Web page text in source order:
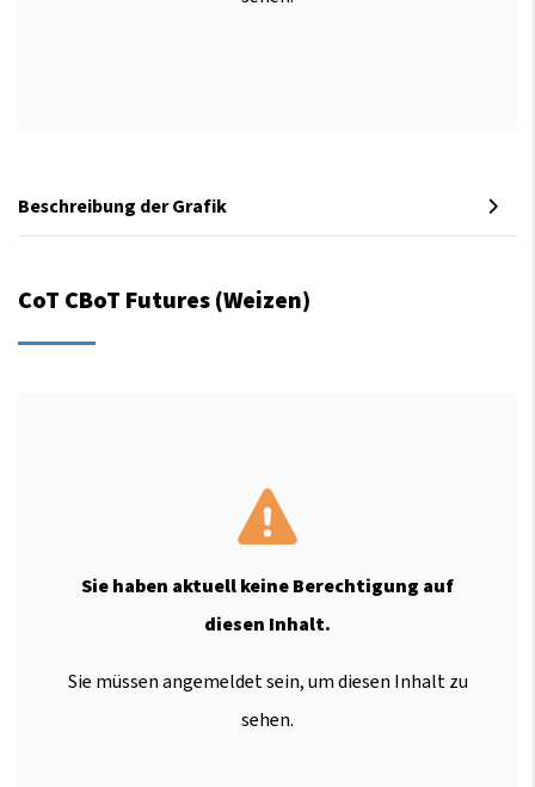
Beschreibung der Grafik
CoT CBoT Futures (Weizen)
Sie haben aktuell keine Berechtigung auf
diesen Inhalt.
Sie müssen angemeldet sein, um diesen Inhalt zu
sehen.